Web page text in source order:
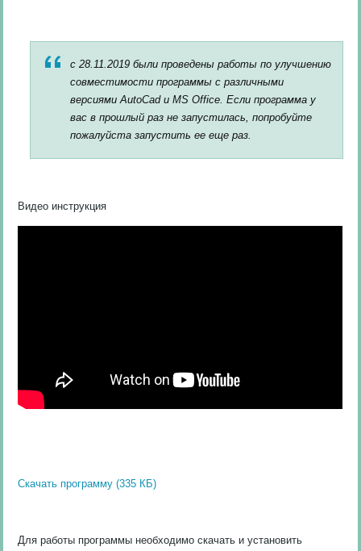
с 28.11.2019 были проведены работы по улучшению
совместимости программы с различными
версиями AutoCad и MS Office. Если программа у
вас в прошлый раз не запустилась, попробуйте
пожалуйста запустить ее еще раз.
Видео инструкция
Скачать программу (335 КБ)
Для работы программы необходимо скачать и установить